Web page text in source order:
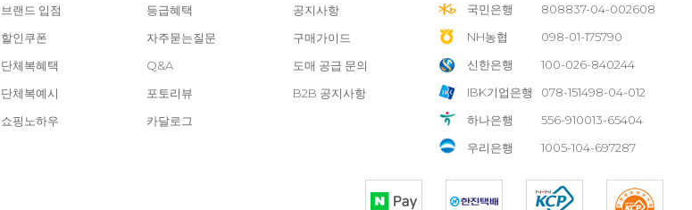
브랜드 입점
등급혜택
공지사항
할인쿠폰
자주묻는질문
구매가이드
단체복혜택
Q&A
도매 공급 문의
단체복예시
포토리뷰
B2B 공지사항
쇼핑노하우
카달로그
국민은행
808837-04-002608
NH농협
098-01-175790
신한은행
100-026-840244
IBK기업은행
078-151498-04-012
하나은행
556-910013-65404
우리은행
1005-104-697287